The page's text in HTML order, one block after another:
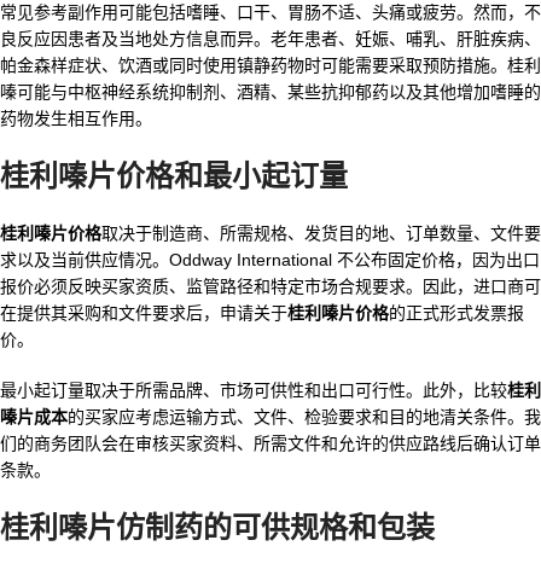
常见参考副作用可能包括嗜睡、口干、胃肠不适、头痛或疲劳。然而，不
良反应因患者及当地处方信息而异。老年患者、妊娠、哺乳、肝脏疾病、
帕金森样症状、饮酒或同时使用镇静药物时可能需要采取预防措施。桂利
嗪可能与中枢神经系统抑制剂、酒精、某些抗抑郁药以及其他增加嗜睡的
药物发生相互作用。
桂利嗪片价格和最小起订量
桂利嗪片价格取决于制造商、所需规格、发货目的地、订单数量、文件要
求以及当前供应情况。Oddway International 不公布固定价格，因为出口
报价必须反映买家资质、监管路径和特定市场合规要求。因此，进口商可
在提供其采购和文件要求后，申请关于桂利嗪片价格的正式形式发票报
价。
最小起订量取决于所需品牌、市场可供性和出口可行性。此外，比较桂利
嗪片成本的买家应考虑运输方式、文件、检验要求和目的地清关条件。我
们的商务团队会在审核买家资料、所需文件和允许的供应路线后确认订单
条款。
桂利嗪片仿制药的可供规格和包装